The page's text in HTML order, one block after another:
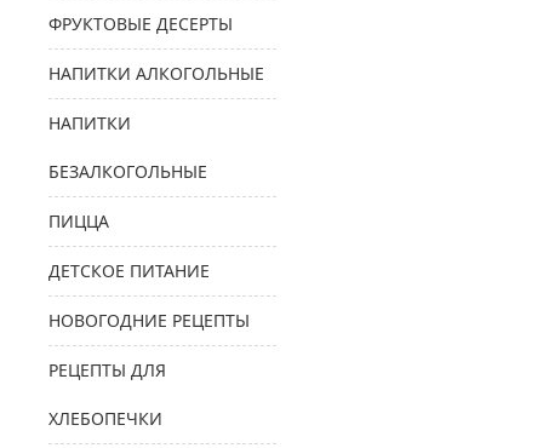
ФРУКТОВЫЕ ДЕСЕРТЫ
НАПИТКИ АЛКОГОЛЬНЫЕ
НАПИТКИ
БЕЗАЛКОГОЛЬНЫЕ
ПИЦЦА
ДЕТСКОЕ ПИТАНИЕ
НОВОГОДНИЕ РЕЦЕПТЫ
РЕЦЕПТЫ ДЛЯ
ХЛЕБОПЕЧКИ